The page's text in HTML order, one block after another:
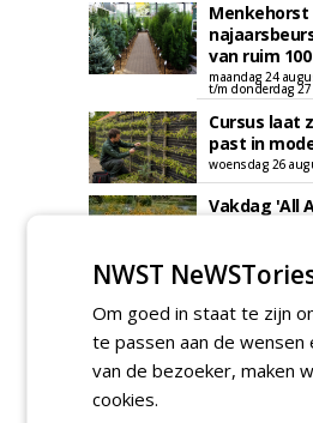
van ruim
maandag 24
t/m donderdag
Cursus laat
past in
woensdag 26
Vakdag 'All
donderdag 27
GaLaBau
stedelijk
dinsdag 15
t/m vrijdag 18
NWST
Om goed in staat te zijn
te passen aan de wensen
van de bezoeker, maken
cookies.